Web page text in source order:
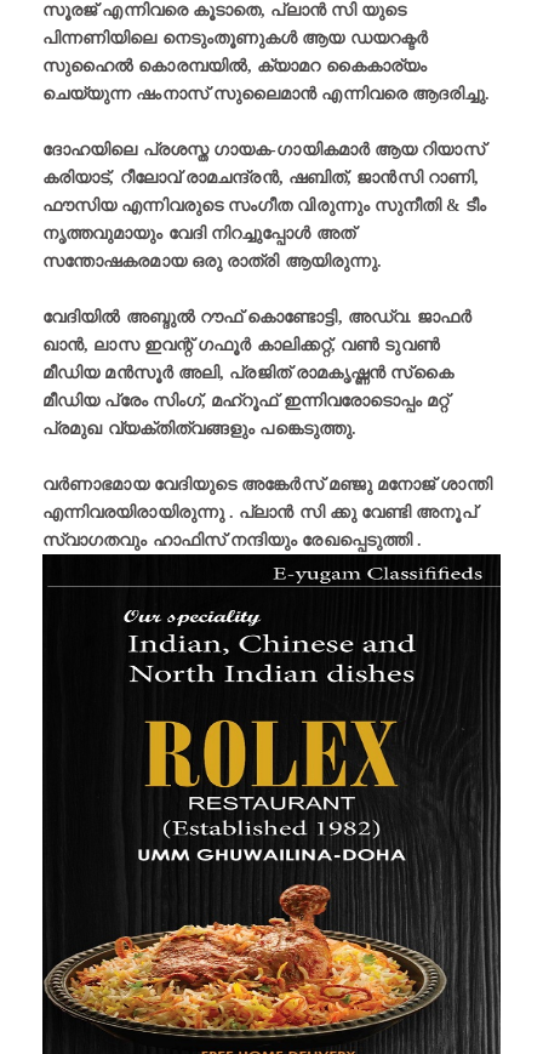
സൂരജ് എന്നിവരെ കൂടാതെ, പ്ലാൻ സി യുടെ
പിന്നണിയിലെ നെടുംതൂണുകൾ ആയ ഡയറക്ടർ
സുഹൈൽ കൊരമ്പയിൽ, ക്യാമറ കൈകാര്യം
ചെയ്യുന്ന ഷംനാസ് സുലൈമാൻ എന്നിവരെ ആദരിച്ചു.
ദോഹയിലെ പ്രശസ്ത ഗായക-ഗായികമാർ ആയ റിയാസ്
കരിയാട്, റീലോവ് രാമചന്ദ്രൻ, ഷബിത്, ജാൻസി റാണി,
ഫൗസിയ എന്നിവരുടെ സംഗീത വിരുന്നും സുനീതി & ടീം
നൃത്തവുമായും വേദി നിറച്ചുപ്പോൾ അത്
സന്തോഷകരമായ ഒരു രാത്രി ആയിരുന്നു.
വേദിയിൽ അബ്ദുൽ റൗഫ് കൊണ്ടോട്ടി, അഡ്വ. ജാഫർ
ഖാൻ, ലാസ ഇവന്റ് ഗഫൂർ കാലിക്കറ്റ്, വൺ ടുവൺ
മീഡിയ മൻസൂർ അലി, പ്രജിത് രാമകൃഷ്ണൻ സ്‌കൈ
മീഡിയ പ്രേം സിംഗ്, മഹ്‌റൂഫ് ഇന്നിവരോടൊപ്പം മറ്റ്
പ്രമുഖ വ്യക്തിത്വങ്ങളും പങ്കെടുത്തു.
വർണാഭമായ വേദിയുടെ അങ്കേർസ് മഞ്ജു മനോജ് ശാന്തി
എന്നിവരയിരായിരുന്നു . പ്ലാൻ സി ക്കു വേണ്ടി അനൂപ്
സ്വാഗതവും ഹാഫിസ് നന്ദിയും രേഖപ്പെടുത്തി .